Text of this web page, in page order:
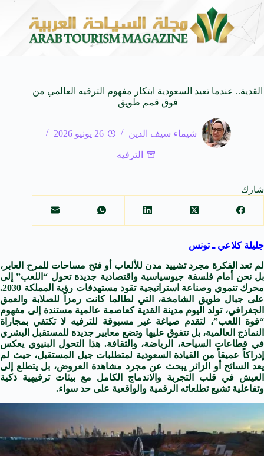
على كيفنا.. في كل وجهة سحر خاص* 8 أغسطس 2026 افتتاح اكبر
القدية.. عندما تعيد السعودية ابتكار مفهوم الترفيه العالمي من
فوق قمم طويق
شيماء سيف الدين 26 يونيو 2026
الترفيه
شارك
جليلة كلاعي ـ تونس
لم تعد الفكرة مجرد تشييد مدن للألعاب أو فتح مساحات للمرح العابر،
بل نحن أمام فلسفة جيوسياسية واقتصادية جديدة تحول “اللعب” إلى
محرك تنموي وصناعة استراتيجية تقود مستهدفات رؤية المملكة 2030.
على جبال طويق الشامخة، التي لطالما كانت رمزاً للصلابة والعمق
الجغرافي، تولد اليوم مدينة القدية كعاصمة عالمية مستندة إلى مفهوم
“قوة اللعب”، لتقدم صياغة غير مسبوقة للترفيه لا تكتفي بمجاراة
النماذج العالمية، بل تتفوق عليها وتضع معايير جديدة للمستقبل البشري
في قطاعات السياحة، الرياضة، والثقافة. هذا التحول البنيوي يعكس
إدراكاً عميقاً من القيادة السعودية لمتطلبات جيل المستقبل، حيث لم
يعد السائح أو الزائر يبحث عن مجرد مشاهدة العروض، بل يتطلع إلى
العيش في قلب التجربة والاندماج الكامل مع بيئات ترفيهية ذكية
وتفاعلية تشبع تطلعاته الرقمية والواقعية على حد سواء.